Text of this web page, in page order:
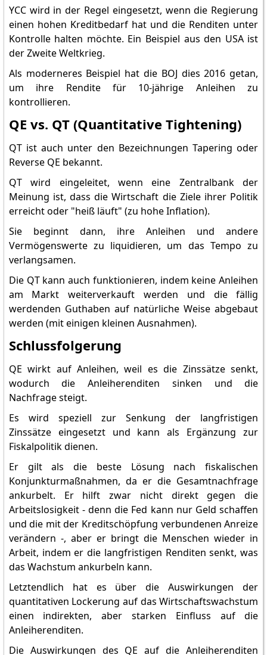
YCC wird in der Regel eingesetzt, wenn die Regierung
einen hohen Kreditbedarf hat und die Renditen unter
Kontrolle halten möchte. Ein Beispiel aus den USA ist
der Zweite Weltkrieg.
Als moderneres Beispiel hat die BOJ dies 2016 getan,
um ihre Rendite für 10-jährige Anleihen zu
kontrollieren.
QE vs. QT (Quantitative Tightening)
QT ist auch unter den Bezeichnungen Tapering oder
Reverse QE bekannt.
QT wird eingeleitet, wenn eine Zentralbank der
Meinung ist, dass die Wirtschaft die Ziele ihrer Politik
erreicht oder "heiß läuft" (zu hohe Inflation).
Sie beginnt dann, ihre Anleihen und andere
Vermögenswerte zu liquidieren, um das Tempo zu
verlangsamen.
Die QT kann auch funktionieren, indem keine Anleihen
am Markt weiterverkauft werden und die fällig
werdenden Guthaben auf natürliche Weise abgebaut
werden (mit einigen kleinen Ausnahmen).
Schlussfolgerung
QE wirkt auf Anleihen, weil es die Zinssätze senkt,
wodurch die Anleiherenditen sinken und die
Nachfrage steigt.
Es wird speziell zur Senkung der langfristigen
Zinssätze eingesetzt und kann als Ergänzung zur
Fiskalpolitik dienen.
Er gilt als die beste Lösung nach fiskalischen
Konjunkturmaßnahmen, da er die Gesamtnachfrage
ankurbelt. Er hilft zwar nicht direkt gegen die
Arbeitslosigkeit - denn die Fed kann nur Geld schaffen
und die mit der Kreditschöpfung verbundenen Anreize
verändern -, aber er bringt die Menschen wieder in
Arbeit, indem er die langfristigen Renditen senkt, was
das Wachstum ankurbeln kann.
Letztendlich hat es über die Auswirkungen der
quantitativen Lockerung auf das Wirtschaftswachstum
einen indirekten, aber starken Einfluss auf die
Anleiherenditen.
Die Auswirkungen des QE auf die Anleiherenditen